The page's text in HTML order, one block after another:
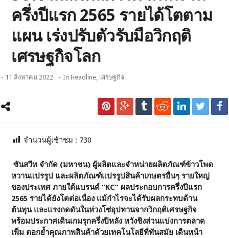
ครึ่งปีแรก 2565 รายได้โตตาม
แผน เร่งปรับตัวรับมือวิกฤติ
เศรษฐกิจโลก
- 11 สิงหาคม 2022 - InHeadline, เศรษฐกิจ
จำนวนผู้เช้าชม : 730
ซันสวีท จำกัด (มหาชน) ผู้ผลิตและจำหน่ายผลิตภัณฑ์ข้าวโพด
หวานแปรรูป และผลิตภัณฑ์แปรรูปสินค้าเกษตรอื่นๆ รายใหญ่
ของประเทศ ภายใต้แบรนด์ “KC” ผลประกอบการครึ่งปีแรก
2565 รายได้ยังโตต่อเนื่อง แม้กำไรจะได้รับผลกระทบด้าน
ต้นทุน และแรงกดดันในห่วงโซ่อุปทานจากวิกฤติเศรษฐกิจ
พร้อมประกาศเดินเกมรุกครึ่งปีหลัง หวังชิงส่วนแบ่งการตลาด
เพิ่ม ตอกย้ำคุณภาพสินค้าด้วยเทคโนโลยีที่ทันสมัย เดินหน้า